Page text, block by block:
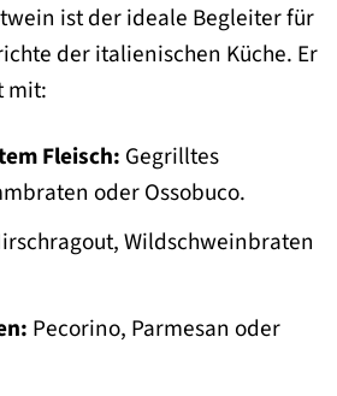
ist der ideale Begleiter für
der italienischen Küche. Er
mit:
Fleisch: Gegrilltes
oder Ossobuco.
Wildschweinbraten
Pecorino, Parmesan oder